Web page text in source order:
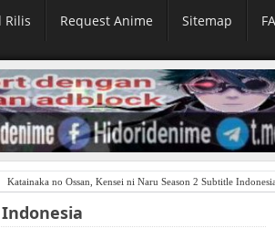
Rilis Request Anime Sitemap
Katainaka no Ossan, Kensei ni Naru Season 2 Subtitle Indonesia